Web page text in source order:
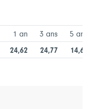
1 an 3 ans 5 ans
24,62 24,77 14,64